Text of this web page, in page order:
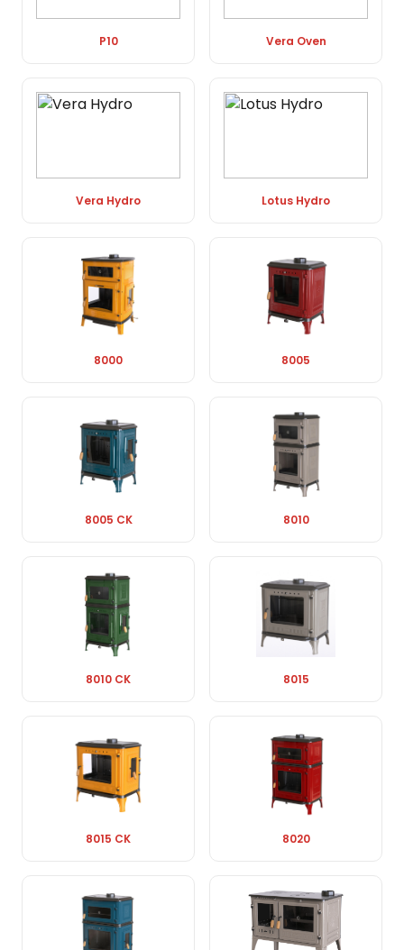
P10 Vera Oven
Vera Hydro Lotus Hydro
8000 8005
8005 CK 8010
8010 CK 8015
8015 CK 8020